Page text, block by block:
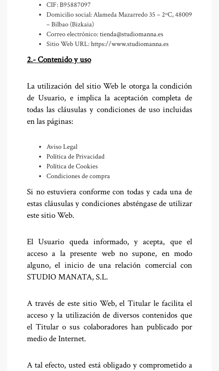
CIF: B95887097
Domicilio social: Alameda Mazarredo 35 – 2ºC, 48009
– Bilbao (Bizkaia)
Correo electrónico:tienda@studiomanna.es
Sitio Web URL:https://www.studiomanna.es
2.- Contenido y uso
La utilización del sitio Web le otorga la condición
de Usuario, e implica la aceptación completa de
todas las cláusulas y condiciones de uso incluidas
en las páginas:
Aviso Legal
Política de Privacidad
Política de Cookies
Condiciones de compra
Si no estuviera conforme con todas y cada una de
estas cláusulas y condiciones absténgase de utilizar
este sitio Web.
El Usuario queda informado, y acepta, que el
acceso a la presente web no supone, en modo
alguno, el inicio de una relación comercial con
STUDIO MANATA, S.L.
A través de este sitio Web, el Titular le facilita el
acceso y la utilización de diversos contenidos que
el Titular o sus colaboradores han publicado por
medio de Internet.
A tal efecto, usted está obligado y comprometido a